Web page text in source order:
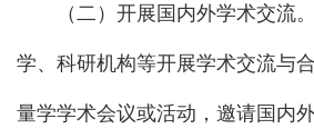
（二）开展国内外学术交流
学、科研机构等开展学术交流与
量学学术会议或活动，邀请国内